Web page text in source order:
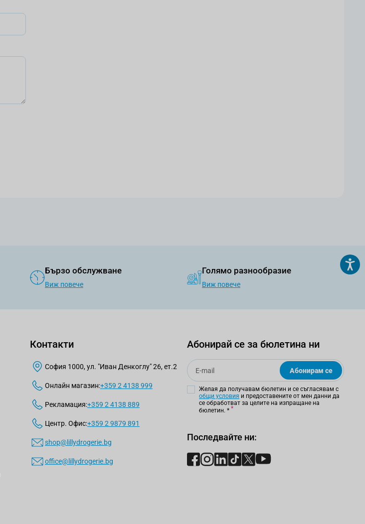
Бързо обслужване
Виж повече
Голямо разнообразие
Виж повече
Контакти
София 1000, ул. "Иван Денкоглу" 26, ет.2
Онлайн магазин:+359 2 4138 999
Рекламация:+359 2 4138 889
Центр. Офис:+359 2 9879 891
shop@lillydrogerie.bg
office@lillydrogerie.bg
Абонирай се за бюлетина ни
Email
Абонирам се
Желая да получавам бюлетин и се съгласявам с
общи условия и предоставените от мен данни да
се обработват за целите на изпращане на
бюлетин. *
Последвайте ни: